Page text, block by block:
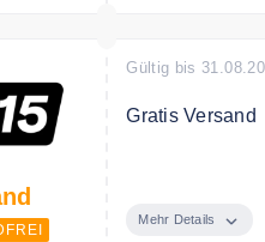
Gültig bis
Gratis Versand
Mehr Details